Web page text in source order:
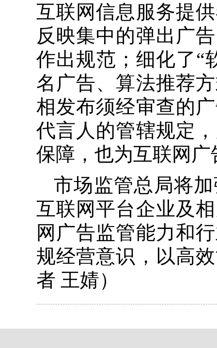
互联网信息服务提
反映集中的弹出广
作出规范；细化了“
名广告、算法推荐
相发布须经审查的
代言人的管辖规定
保障，也为互联网
市场监管总局将
互联网平台企业及
网广告监管能力和
规经营意识，以高
者 王婧）